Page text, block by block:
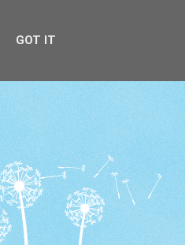
GOT IT